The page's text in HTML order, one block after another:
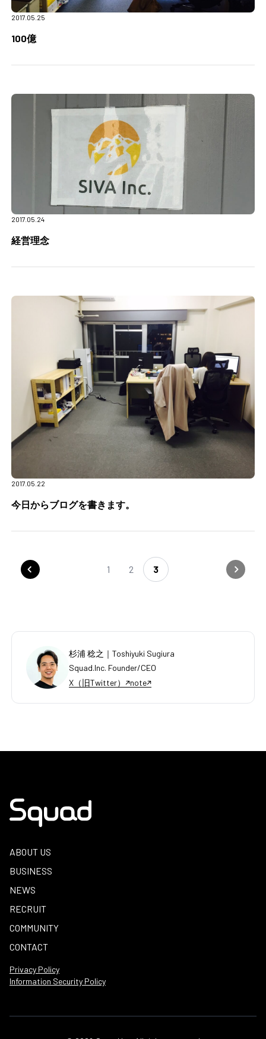
2017.05.25
100億
2017.05.24
経営理念
2017.05.22
今日からブログを書きます。
1 2 3
杉浦 稔之｜Toshiyuki Sugiura
Squad.Inc. Founder/CEO
X（旧Twitter）
note
ABOUT US
BUSINESS
NEWS
RECRUIT
COMMUNITY
CONTACT
Privacy Policy
Information Security Policy